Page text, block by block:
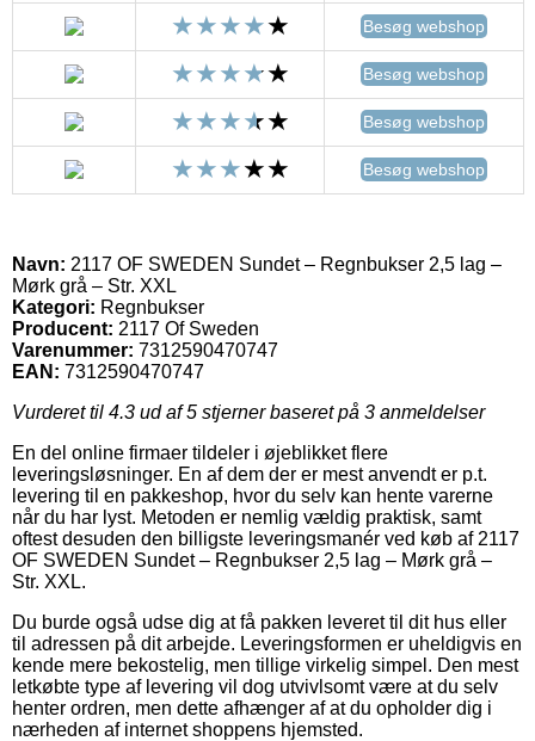
Besøg webshop
Besøg webshop
Besøg webshop
Besøg webshop
Navn: 2117 OF SWEDEN Sundet – Regnbukser 2,5 lag –
Mørk grå – Str. XXL
Kategori: Regnbukser
Producent: 2117 Of Sweden
Varenummer: 7312590470747
EAN: 7312590470747
Vurderet til 4.3 ud af 5 stjerner baseret på 3 anmeldelser
En del online firmaer tildeler i øjeblikket flere
leveringsløsninger. En af dem der er mest anvendt er p.t.
levering til en pakkeshop, hvor du selv kan hente varerne
når du har lyst. Metoden er nemlig vældig praktisk, samt
oftest desuden den billigste leveringsmanér ved køb af 2117
OF SWEDEN Sundet – Regnbukser 2,5 lag – Mørk grå –
Str. XXL.
Du burde også udse dig at få pakken leveret til dit hus eller
til adressen på dit arbejde. Leveringsformen er uheldigvis en
kende mere bekostelig, men tillige virkelig simpel. Den mest
letkøbte type af levering vil dog utvivlsomt være at du selv
henter ordren, men dette afhænger af at du opholder dig i
nærheden af internet shoppens hjemsted.